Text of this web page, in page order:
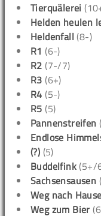
Tierquälerei
Helden heulen
Heldenfall (8-)
R1 (6-)
R2 (7-/7)
R3 (6+)
R4 (5-)
R5 (5)
Pannenstreifen
Endlose
(?) (5)
Buddelfink (5+/
Sachsensausen
Weg nach Hause
Weg zum Bier